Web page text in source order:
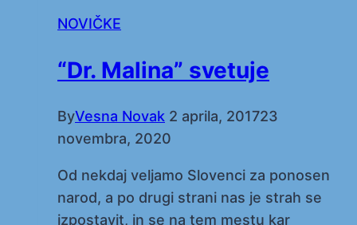
NOVIČKE
“Dr. Malina” svetuje
ByVesna Novak 2 aprila, 201723
novembra, 2020
Od nekdaj veljamo Slovenci za ponosen
narod, a po drugi strani nas je strah se
izpostavit, in se na tem mestu kar